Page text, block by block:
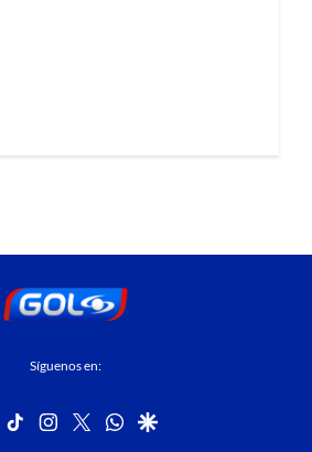
Síguenos en:
facebook
tiktok instagram
twitterwhatsapp
google